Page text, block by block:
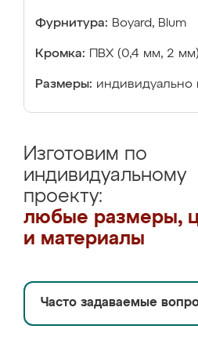
Фурнитура: Boyard, Blum
Кромка: ПВХ (0,4 мм, 2 мм)
Размеры: индивидуально
Изготовим по
индивидуальному
проекту:
любые размеры,
и материалы
Часто задаваемые